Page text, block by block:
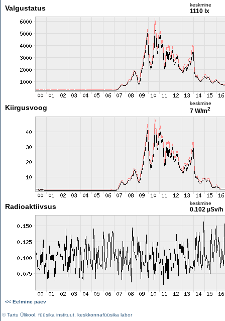
Valgustatus keskmine
1110 lx
Kiirgusvoog
keskmine
7 W/m2
Radioaktiivsus keskmine
0.102 µSv/h
<< Eelmine päev
©Tartu Ülikool füüsika instituut keskkonnafüüsika labor